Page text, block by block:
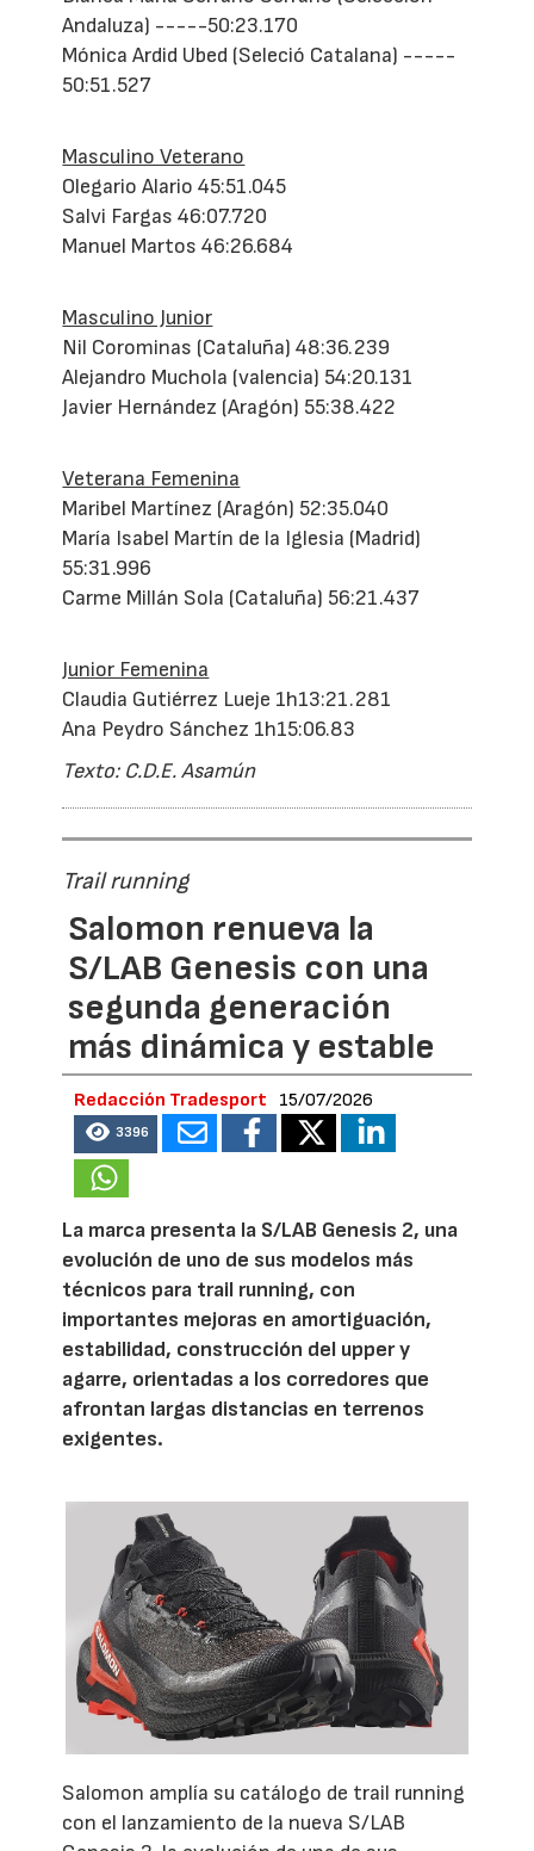
Andaluza) -----50:23.170
Mónica Ardid Ubed (Seleció Catalana) -----
50:51.527
Masculino Veterano
Olegario Alario 45:51.045
Salvi Fargas 46:07.720
Manuel Martos 46:26.684
Masculino Junior
Nil Corominas (Cataluña) 48:36.239
Alejandro Muchola (valencia) 54:20.131
Javier Hernández (Aragón) 55:38.422
Veterana Femenina
Maribel Martínez (Aragón) 52:35.040
María Isabel Martín de la Iglesia (Madrid)
55:31.996
Carme Millán Sola (Cataluña) 56:21.437
Junior Femenina
Claudia Gutiérrez Lueje 1h13:21.281
Ana Peydro Sánchez 1h15:06.83
Texto: C.D.E. Asamún
Trail running
Salomon renueva la
S/LAB Genesis con una
segunda generación
más dinámica y estable
Redacción Tradesport 15/07/2026
3396
La marca presenta la S/LAB Genesis 2, una
evolución de uno de sus modelos más
técnicos para trail running, con
importantes mejoras en amortiguación,
estabilidad, construcción del upper y
agarre, orientadas a los corredores que
afrontan largas distancias en terrenos
exigentes.
Salomon amplía su catálogo de trail running
con el lanzamiento de la nueva S/LAB